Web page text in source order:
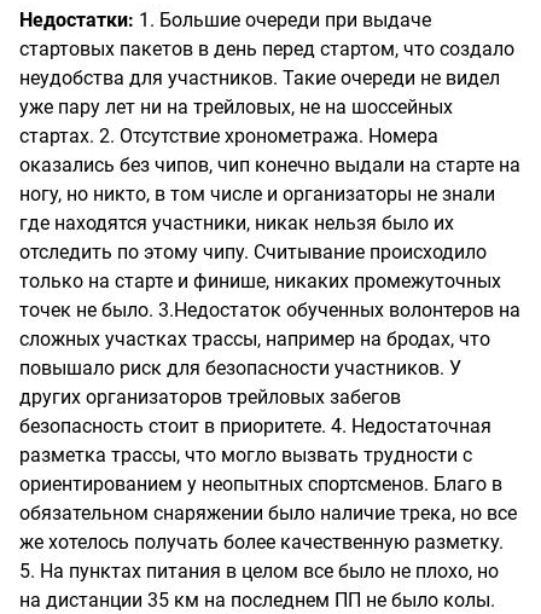
Недостатки: 1. Большие очереди при выдаче
стартовых пакетов в день перед стартом, что создало
неудобства для участников. Такие очереди не видел
уже пару лет ни на трейловых, не на шоссейных
стартах. 2. Отсутствие хронометража. Номера
оказались без чипов, чип конечно выдали на старте на
ногу, но никто, в том числе и организаторы не знали
где находятся участники, никак нельзя было их
отследить по этому чипу. Считывание происходило
только на старте и финише, никаких промежуточных
точек не было. 3.Недостаток обученных волонтеров на
сложных участках трассы, например на бродах, что
повышало риск для безопасности участников. У
других организаторов трейловых забегов
безопасность стоит в приоритете. 4. Недостаточная
разметка трассы, что могло вызвать трудности с
ориентированием у неопытных спортсменов. Благо в
обязательном снаряжении было наличие трека, но все
же хотелось получать более качественную разметку.
5. На пунктах питания в целом все было не плохо, но
на дистанции 35 км на последнем ПП не было колы.